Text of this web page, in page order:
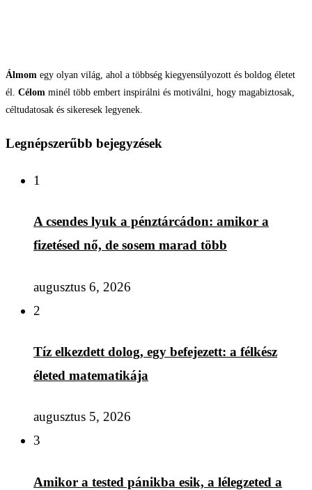
Álmom egy olyan világ, ahol a többség kiegyensúlyozott és boldog életet
él. Célom minél több embert inspirálni és motiválni, hogy magabiztosak,
céltudatosak és sikeresek legyenek.
Legnépszerűbb bejegyzések
1
A csendes lyuk a pénztárcádon: amikor a
fizetésed nő, de sosem marad több
augusztus 6, 2026
2
Tíz elkezdett dolog, egy befejezett: a félkész
életed matematikája
augusztus 5, 2026
3
Amikor a tested pánikba esik, a lélegzeted a